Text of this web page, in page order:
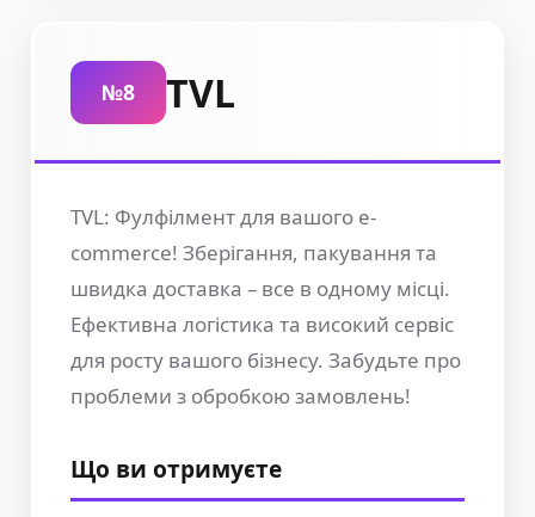
№8 TVL
TVL: Фулфілмент для вашого e-
commerce! Зберігання, пакування та
швидка доставка – все в одному місці.
Ефективна логістика та високий сервіс
для росту вашого бізнесу. Забудьте про
проблеми з обробкою замовлень!
Що ви отримуєте